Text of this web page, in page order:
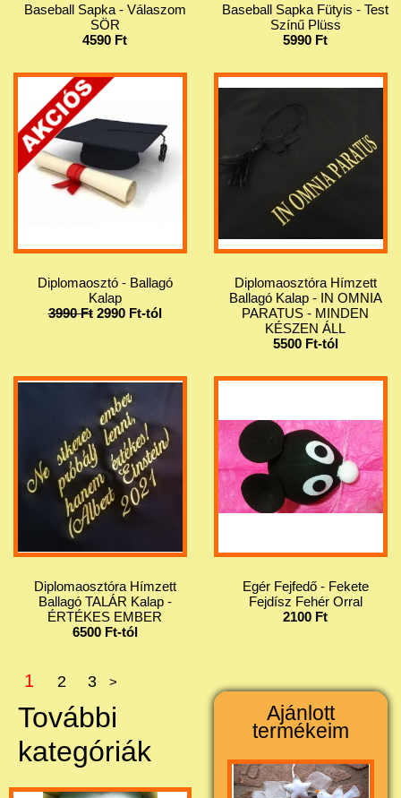
Baseball Sapka - Válaszom
SÖR
4590 Ft
Baseball Sapka Fütyis - Test
Színű Plüss
5990 Ft
Diplomaosztó - Ballagó
Kalap
3990 Ft2990 Ft-tól
Diplomaosztóra Hímzett
Ballagó Kalap - IN OMNIA
PARATUS - MINDEN
KÉSZEN ÁLL
5500 Ft-tól
Diplomaosztóra Hímzett
Ballagó TALÁR Kalap -
ÉRTÉKES EMBER
6500 Ft-tól
Egér Fejfedő - Fekete
Fejdísz Fehér Orral
2100 Ft
1 2 3 >
További
kategóriák
Ajánlott
termékeim